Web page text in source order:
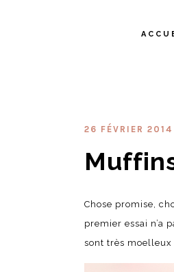
26 FÉVRIER 2014
Chose promise,
premier essai n’a
sont très moelleux